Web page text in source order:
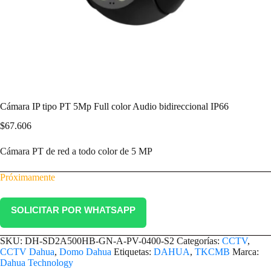
Cámara IP tipo PT 5Mp Full color Audio bidireccional IP66
$67.606
Cámara PT de red a todo color de 5 MP
Próximamente
SOLICITAR POR WHATSAPP
SKU: DH-SD2A500HB-GN-A-PV-0400-S2 Categorías: CCTV,
CCTV Dahua, Domo Dahua Etiquetas: DAHUA, TKCMB Marca:
Dahua Technology